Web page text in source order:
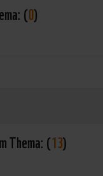
(0)
Thema:(13)